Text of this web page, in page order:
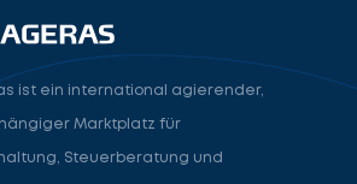
ist ein international agierender,
Marktplatz für
Steuerberatung und